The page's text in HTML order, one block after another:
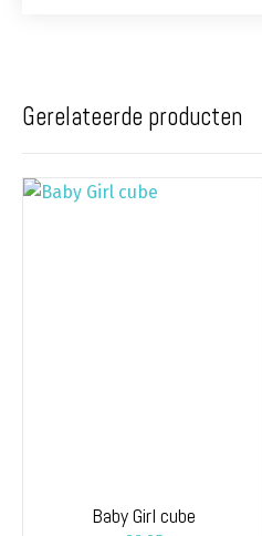
Gerelateerde producten
Baby Girl cube